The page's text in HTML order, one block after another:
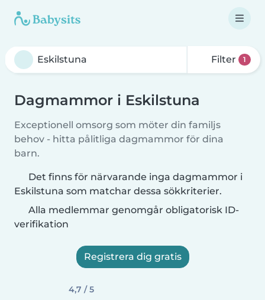
Filter 1
Dagmammor i Eskilstuna
Exceptionell omsorg som möter din familjs
behov - hitta pålitliga dagmammor för dina
barn.
Det finns för närvarande inga dagmammor i
Eskilstuna som matchar dessa sökkriterier.
Alla medlemmar genomgår obligatorisk ID-
verifikation
Registrera dig gratis
4,7 / 5